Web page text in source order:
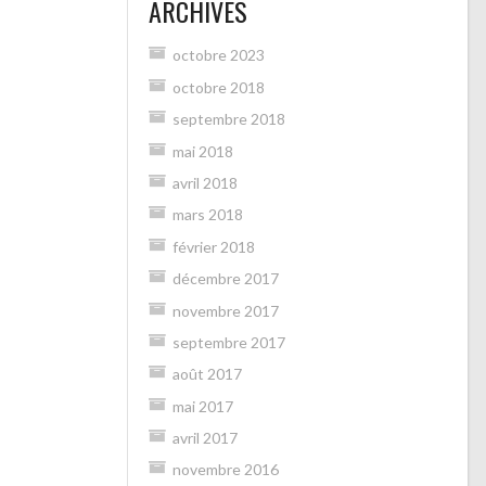
de
groups/1887954808091353/?
sur
Facebook
ARCHIVES
octobre 2023
octobre 2018
septembre 2018
mai 2018
avril 2018
mars 2018
février 2018
décembre 2017
novembre 2017
septembre 2017
août 2017
mai 2017
avril 2017
novembre 2016